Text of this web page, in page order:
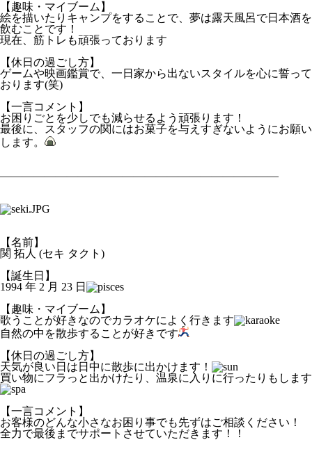
【趣味・マイブーム】
絵を描いたりキャンプをすることで、夢は露天風呂で日本酒を
飲むことです！
現在、筋トレも頑張っております
【休日の過ごし方】
ゲームや映画鑑賞で、一日家から出ないスタイルを心に誓って
おります(笑)
【一言コメント】
お困りごとを少しでも減らせるよう頑張ります！
最後に、スタッフの関にはお菓子を与えすぎないようにお願い
します。
―――――――――――――――――――――――――
【名前】
関 拓人 (セキ タクト)
【誕生日】
1994 年 2 月 23 日
【趣味・マイブーム】
歌うことが好きなのでカラオケによく行きます
自然の中を散歩することが好きです
【休日の過ごし方】
天気が良い日は日中に散歩に出かけます！
買い物にフラっと出かけたり、温泉に入りに行ったりもします
【一言コメント】
お客様のどんな小さなお困り事でも先ずはご相談ください！
全力で最後までサポートさせていただきます！！